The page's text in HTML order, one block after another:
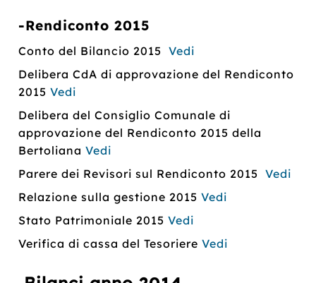
-Rendiconto 2015
Conto del Bilancio 2015Vedi
Delibera CdA di approvazione del Rendiconto
2015Vedi
Delibera del Consiglio Comunale di
approvazione del Rendiconto 2015 della
BertolianaVedi
Parere dei Revisori sul Rendiconto 2015Vedi
Relazione sulla gestione 2015Vedi
Stato Patrimoniale 2015Vedi
Verifica di cassa del TesoriereVedi